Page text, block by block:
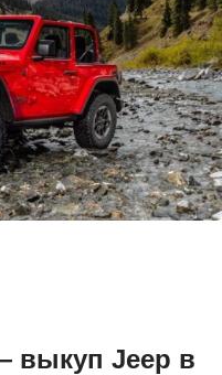
выкуп Jeep в